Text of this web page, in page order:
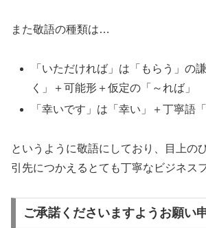
また敬語の種類は…
「いただければ」は「もらう」の
く」＋可能形＋仮定の「～れば」
「幸いです」は「幸い」＋丁寧語「
というように敬語にしており、目上の
引先につかえるとても丁寧なビジネス
ご承諾くださいますようお願い